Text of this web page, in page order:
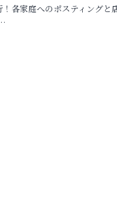
各家庭へのポスティングと